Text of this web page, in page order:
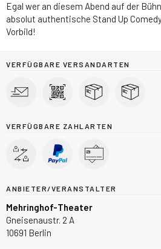
Egal wer an diesem Abend auf der
absolut authentische Stand Up
Vorbild!
VERFÜGBARE VERSANDARTEN
VERFÜGBARE ZAHLARTEN
ANBIETER/VERANSTALTER
Mehringhof-Theater
Gneisenaustr. 2 A
10691 Berlin